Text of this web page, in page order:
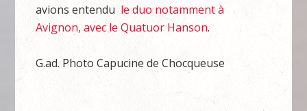
avions entendu le duo notamment à
Avignon, avec le Quatuor Hanson.
G.ad. Photo Capucine de Chocqueuse